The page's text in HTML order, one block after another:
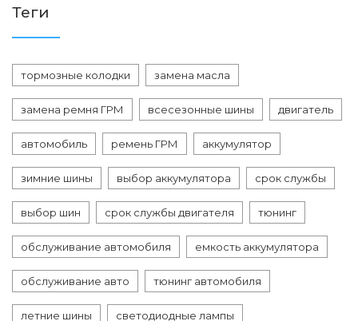
Теги
тормозные колодки замена масла
замена ремня ГРМ всесезонные шины двигатель
автомобиль ремень ГРМ аккумулятор
зимние шины выбор аккумулятора срок службы
выбор шин срок службы двигателя тюнинг
обслуживание автомобиля емкость аккумулятора
обслуживание авто тюнинг автомобиля
летние шины светодиодные лампы